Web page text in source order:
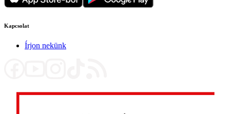
Kapcsolat
Írjon nekünk